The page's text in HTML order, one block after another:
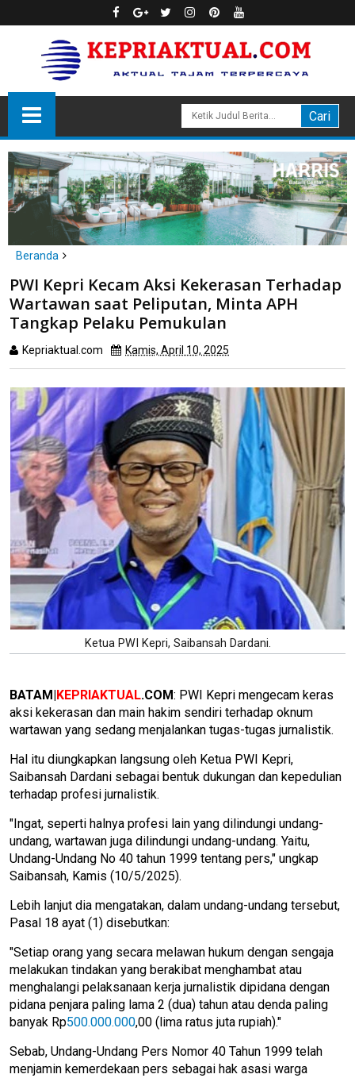
Beranda
PWI Kepri Kecam Aksi Kekerasan Terhadap Wartawan saat
Peliputan, Minta APH Tangkap Pelaku Pemukulan
PWI Kepri Kecam Aksi Kekerasan Terhadap
Wartawan saat Peliputan, Minta APH
Tangkap Pelaku Pemukulan
Kepriaktual.com Kamis, April 10, 2025
Ketua PWI Kepri, Saibansah Dardani.
BATAM|KEPRIAKTUAL.COM: PWI Kepri mengecam keras
aksi kekerasan dan main hakim sendiri terhadap oknum
wartawan yang sedang menjalankan tugas-tugas jurnalistik.
Hal itu diungkapkan langsung oleh Ketua PWI Kepri,
Saibansah Dardani sebagai bentuk dukungan dan kepedulian
terhadap profesi jurnalistik.
"Ingat, seperti halnya profesi lain yang dilindungi undang-
undang, wartawan juga dilindungi undang-undang. Yaitu,
Undang-Undang No 40 tahun 1999 tentang pers," ungkap
Saibansah, Kamis (10/5/2025).
Lebih lanjut dia mengatakan, dalam undang-undang tersebut,
Pasal 18 ayat (1) disebutkan:
"Setiap orang yang secara melawan hukum dengan sengaja
melakukan tindakan yang berakibat menghambat atau
menghalangi pelaksanaan kerja jurnalistik dipidana dengan
pidana penjara paling lama 2 (dua) tahun atau denda paling
banyak Rp500.000.000,00 (lima ratus juta rupiah)."
Sebab, Undang-Undang Pers Nomor 40 Tahun 1999 telah
menjamin kemerdekaan pers sebagai hak asasi warga